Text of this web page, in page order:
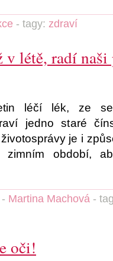
- tagy: zdraví
létě, radí
léčí lék, ze
jedno staré
je i
zimním období,
- Martina Machová -
oči!